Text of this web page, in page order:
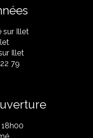
sur Illet
Illet
79
18h00